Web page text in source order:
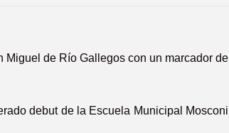
Miguel de Río Gallegos con un marcador de
debut de la Escuela Municipal Mosconi